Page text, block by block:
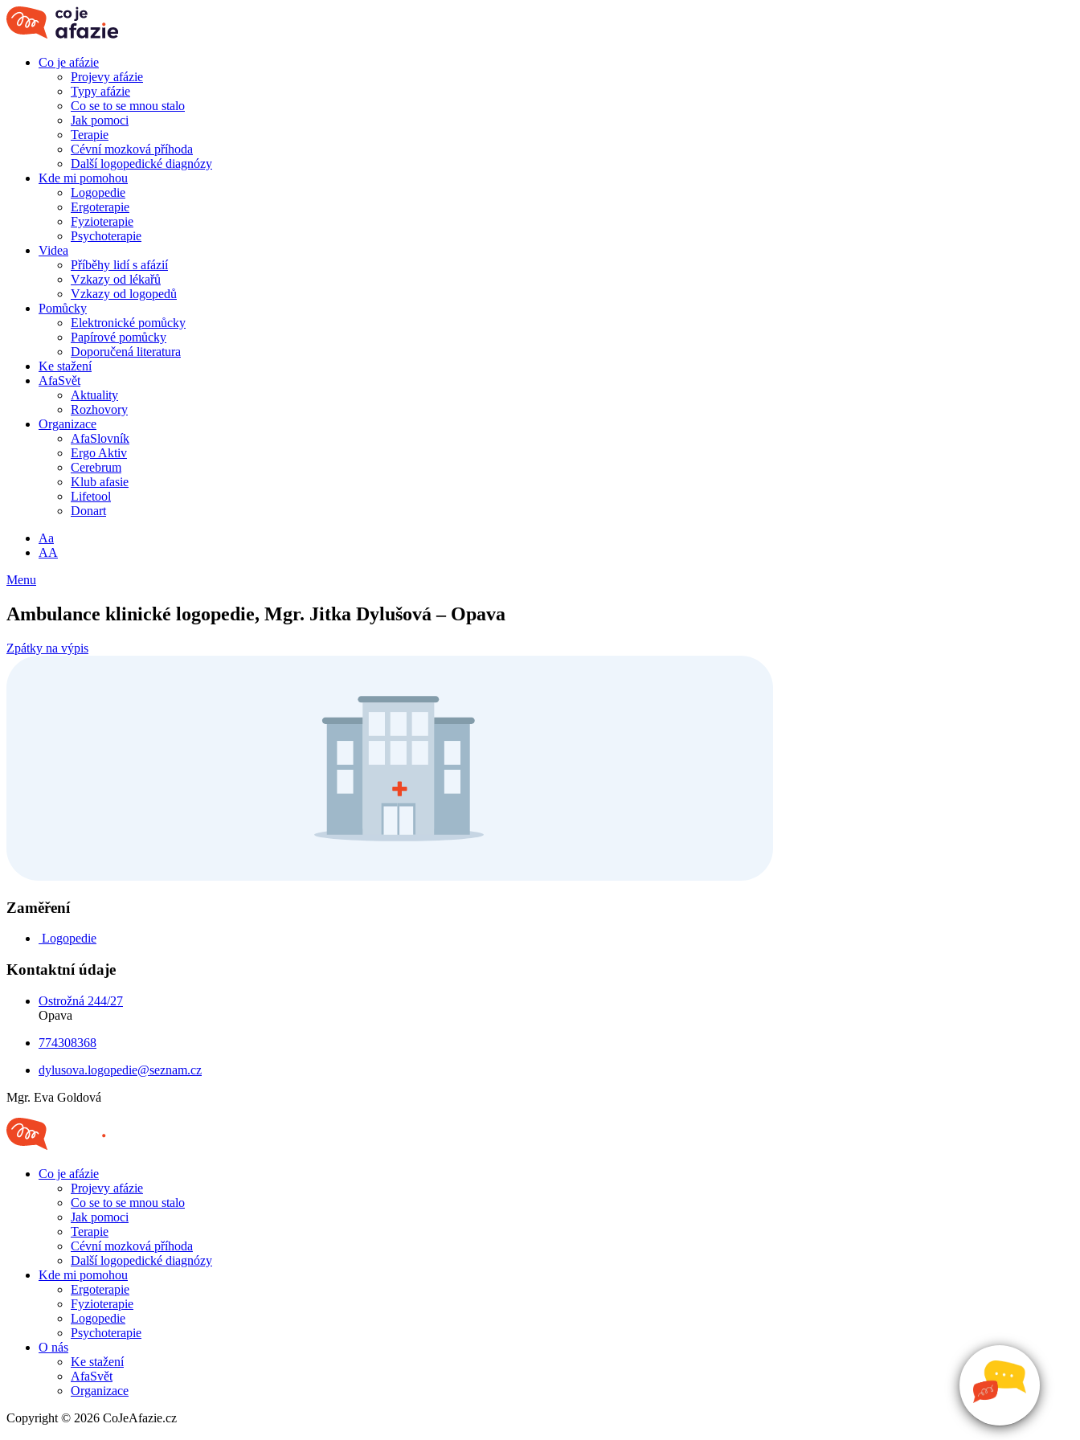
Co je afázie
Projevy afázie
Typy afázie
Co se to se mnou stalo
Jak pomoci
Terapie
Cévní mozková příhoda
Další logopedické diagnózy
Kde mi pomohou
Logopedie
Ergoterapie
Fyzioterapie
Psychoterapie
Videa
Příběhy lidí s afázií
Vzkazy od lékařů
Vzkazy od logopedů
Pomůcky
Elektronické pomůcky
Papírové pomůcky
Doporučená literatura
Ke stažení
AfaSvět
Aktuality
Rozhovory
Organizace
AfaSlovník
Ergo Aktiv
Cerebrum
Klub afasie
Lifetool
Donart
Aa
AA
Menu
Ambulance klinické logopedie, Mgr. Jitka Dylušová – Opava
Zpátky na výpis
Zaměření
Logopedie
Kontaktní údaje
Ostrožná 244/27
Opava
774308368
dylusova.logopedie@seznam.cz
Mgr. Eva Goldová
Co je afázie
Projevy afázie
Co se to se mnou stalo
Jak pomoci
Terapie
Cévní mozková příhoda
Další logopedické diagnózy
Kde mi pomohou
Ergoterapie
Fyzioterapie
Logopedie
Psychoterapie
O nás
Ke stažení
AfaSvět
Organizace
Copyright © 2026 CoJeAfazie.cz